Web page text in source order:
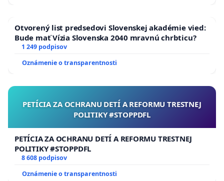
Otvorený list predsedovi Slovenskej akadémie vied:
Bude mať Vízia Slovenska 2040 mravnú chrbticu?
1 249 podpisov
Oznámenie o transparentnosti
PETÍCIA ZA OCHRANU DETÍ A REFORMU TRESTNEJ
POLITIKY #STOPPDFL
PETÍCIA ZA OCHRANU DETÍ A REFORMU TRESTNEJ
POLITIKY #STOPPDFL
8 608 podpisov
Oznámenie o transparentnosti